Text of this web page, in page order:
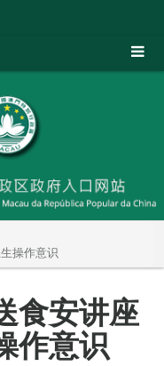
操作意识
食安讲座
作意识